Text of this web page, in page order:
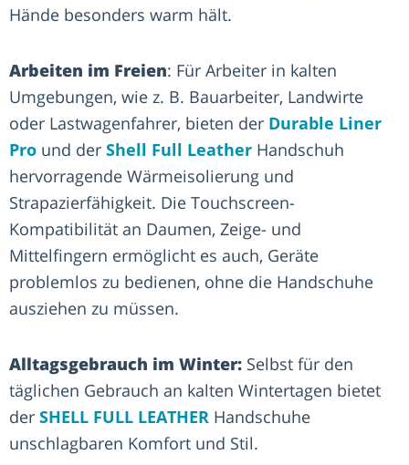
Hände besonders warm hält.
Arbeiten im Freien: Für Arbeiter in kalten
Umgebungen, wie z. B. Bauarbeiter, Landwirte
oder Lastwagenfahrer, bieten der Durable Liner
Pro und der Shell Full Leather Handschuh
hervorragende Wärmeisolierung und
Strapazierfähigkeit. Die Touchscreen-
Kompatibilität an Daumen, Zeige- und
Mittelfingern ermöglicht es auch, Geräte
problemlos zu bedienen, ohne die Handschuhe
ausziehen zu müssen.
Alltagsgebrauch im Winter: Selbst für den
täglichen Gebrauch an kalten Wintertagen bietet
der SHELL FULL LEATHER Handschuhe
unschlagbaren Komfort und Stil.